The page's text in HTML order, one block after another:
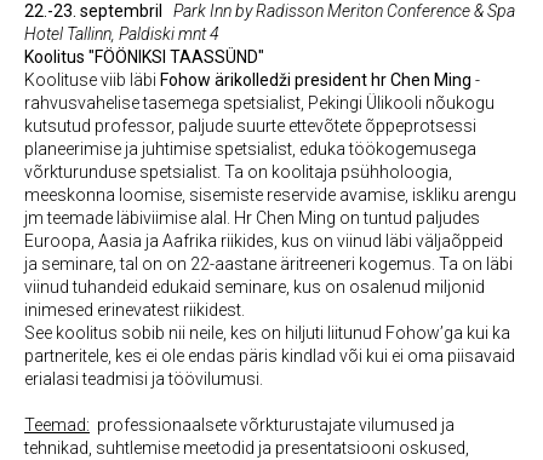
22.-23. septembril Park Inn by Radisson Meriton Conference & Spa
Hotel Tallinn, Paldiski mnt 4
Koolitus "FÖÖNIKSI TAASSÜND"
Koolituse viib läbi Fohow ärikolledži president hr Chen Ming -
rahvusvahelise tasemega spetsialist, Pekingi Ülikooli nõukogu
kutsutud professor, paljude suurte ettevõtete õppeprotsessi
planeerimise ja juhtimise spetsialist, eduka töökogemusega
võrkturunduse spetsialist. Ta on koolitaja psühholoogia,
meeskonna loomise, sisemiste reservide avamise, iskliku arengu
jm teemade läbiviimise alal. Hr Chen Ming on tuntud paljudes
Euroopa, Aasia ja Aafrika riikides, kus on viinud läbi väljaõppeid
ja seminare, tal on on 22-aastane äritreeneri kogemus. Ta on läbi
viinud tuhandeid edukaid seminare, kus on osalenud miljonid
inimesed erinevatest riikidest.
See koolitus sobib nii neile, kes on hiljuti liitunud Fohow’ga kui ka
partneritele, kes ei ole endas päris kindlad või kui ei oma piisavaid
erialasi teadmisi ja töövilumusi.
Teemad: professionaalsete võrkturustajate vilumused ja
tehnikad, suhtlemise meetodid ja presentatsiooni oskused,